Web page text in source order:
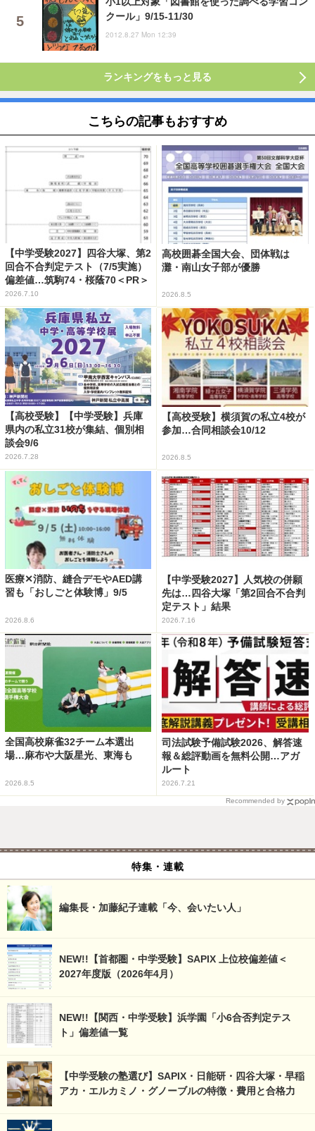
クール」9/15-11/30
2012.8.27 Mon 12:39
ランキングをもっと見る
こちらの記事もおすすめ
【中学受験2027】四谷大塚、第2
回合不合判定テスト（7/5実施）
偏差値…筑駒74・桜蔭70＜PR＞
2026.7.10
高校囲碁全国大会、団体戦は
灘・南山女子部が優勝
2026.8.5
【高校受験】【中学受験】兵庫
県内の私立31校が集結、個別相
談会9/6
2026.7.28
【高校受験】横須賀の私立4校が
参加…合同相談会10/12
2026.8.5
医療✕消防、縫合デモやAED講
習も「おしごと体験博」9/5
2026.8.6
【中学受験2027】人気校の併願
先は…四谷大塚「第2回合不合判
定テスト」結果
2026.7.16
全国高校麻雀32チーム本選出
場…麻布や大阪星光、東海も
2026.8.5
司法試験予備試験2026、解答速
報＆総評動画を無料公開…アガ
ルート
2026.7.21
Recommended by
特集・連載
編集長・加藤紀子連載「今、会いたい人」
NEW!!【首都圏・中学受験】SAPIX 上位校偏差値＜
2027年度版（2026年4月）
NEW!!【関西・中学受験】浜学園「小6合否判定テス
ト」偏差値一覧
【中学受験の塾選び】SAPIX・日能研・四谷大塚・早稲
アカ・エルカミノ・グノーブルの特徴・費用と合格力